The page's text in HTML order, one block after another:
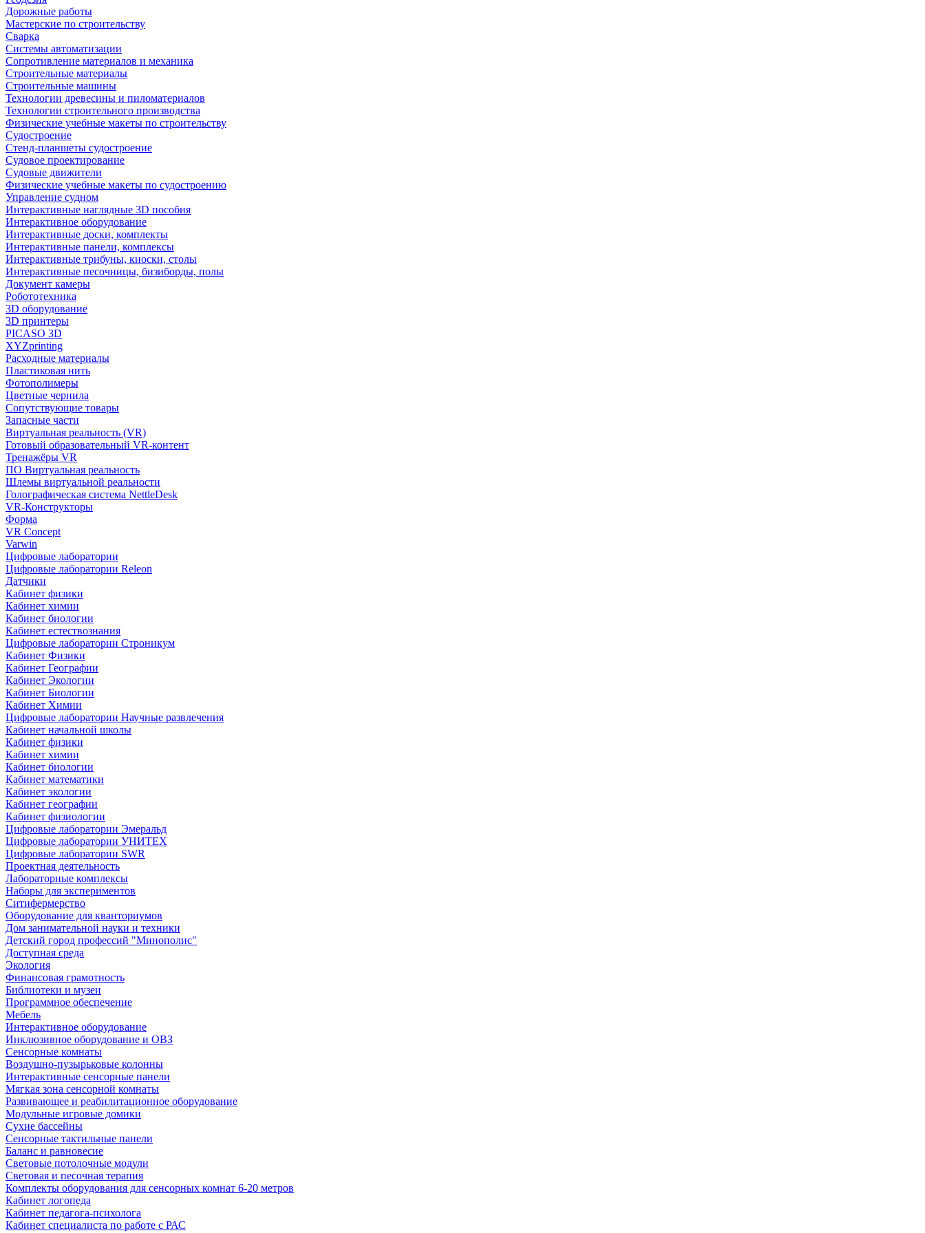
Дорожные работы
Мастерские по строительству
Сварка
Системы автоматизации
Сопротивление материалов и механика
Строительные материалы
Строительные машины
Технологии древесины и пиломатериалов
Технологии строительного производства
Физические учебные макеты по строительству
Судостроение
Стенд-планшеты судостроение
Судовое проектирование
Судовые движители
Физические учебные макеты по судостроению
Управление судном
Интерактивные наглядные 3D пособия
Интерактивное оборудование
Интерактивные доски, комплекты
Интерактивные панели, комплексы
Интерактивные трибуны, киоски, столы
Интерактивные песочницы, бизиборды, полы
Документ камеры
Робототехника
3D оборудование
3D принтеры
PICASO 3D
XYZprinting
Расходные материалы
Пластиковая нить
Фотополимеры
Цветные чернила
Сопутствующие товары
Запасные части
Виртуальная реальность (VR)
Готовый образовательный VR-контент
Тренажёры VR
ПО Виртуальная реальность
Шлемы виртуальной реальности
Голографическая система NettleDesk
VR-Конструкторы
Форма
VR Concept
Varwin
Цифровые лаборатории
Цифровые лаборатории Releon
Датчики
Кабинет физики
Кабинет химии
Кабинет биологии
Кабинет естествознания
Цифровые лаборатории Строникум
Кабинет Физики
Кабинет Географии
Кабинет Экологии
Кабинет Биологии
Кабинет Химии
Цифровые лаборатории Научные развлечения
Кабинет начальной школы
Кабинет физики
Кабинет химии
Кабинет биологии
Кабинет математики
Кабинет экологии
Кабинет географии
Кабинет физиологии
Цифровые лаборатории Эмеральд
Цифровые лаборатории УНИТЕХ
Цифровые лаборатории SWR
Проектная деятельность
Лабораторные комплексы
Наборы для экспериментов
Ситифермерство
Оборудование для кванториумов
Дом занимательной науки и техники
Детский город профессий "Минополис"
Доступная среда
Экология
Финансовая грамотность
Библиотеки и музеи
Программное обеспечение
Мебель
Интерактивное оборудование
Инклюзивное оборудование и ОВЗ
Cенсорные комнаты
Воздушно-пузырьковые колонны
Интерактивные сенсорные панели
Мягкая зона сенсорной комнаты
Развивающее и реабилитационное оборудование
Модульные игровые домики
Сухие бассейны
Сенсорные тактильные панели
Баланс и равновесие
Световые потолочные модули
Световая и песочная терапия
Комплекты оборудования для сенсорных комнат 6-20 метров
Кабинет логопеда
Кабинет педагога-психолога
Кабинет специалиста по работе с РАС